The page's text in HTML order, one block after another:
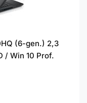
(6-gen.) 2,3
/ Win 10 Prof.